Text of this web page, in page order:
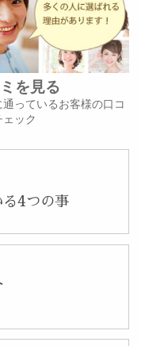
を見る
っているお客様の口コ
ェック
る4つの事